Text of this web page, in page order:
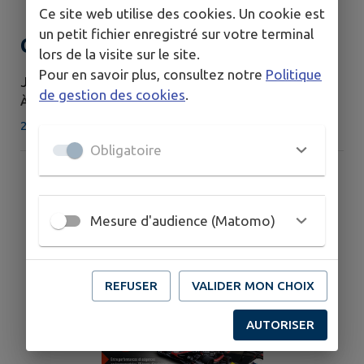
Conseil Municipal
JEUDI 27 AOÛT
À 20H00
27 km - Villette-de-Vienne
Ce site web utilise des cookies. Un cookie est
un petit fichier enregistré sur votre terminal
lors de la visite sur le site.
Pour en savoir plus, consultez notre Politique
de gestion des cookies
Obligatoire
Mesure d'audience (Matomo)
REFUSER VALIDER MON CHOIX
AUTORISER